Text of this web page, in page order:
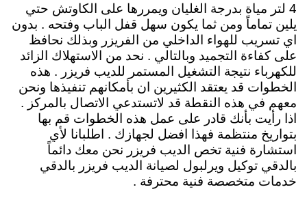
4 لتر مياة بدرجة الغليان ويمررها على الكاوتش حتي
يلين تماماً ومن ثما يكون سهل قفل الباب وفتحه . بدون
اي تسريب للهواء الداخلي من الفريزر وبذلك نحافظ
على كفاءة التجميد وبالتالي . نحد من الاستهلاك الزائد
للكهرباء نتيجة التشغيل المستمر للديب فريزر . هذه
الخطوات قد يعتقد الكثيرين ان بأمكانهم تنفيذها ونحن
معهم في هذه النقطة قد لاتستدعي الاتصال بالمركز .
اذا رأيت بأنك قادر على عمل هذه الخطوات قم بها
بتواريخ منتظمة فهذا افضل لجهازك . اطلبانا لأي
استشارة فنية تخص الديب فريزر نحن معك دائماً
بالدقي توكيل ويرلبول لصيانة الديب فريزر بالدقي
خدمات متخصصة فنية محترفة .